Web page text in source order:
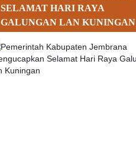
SELAMAT HARI RAYA
GALUNGAN LAN KUNINGAN